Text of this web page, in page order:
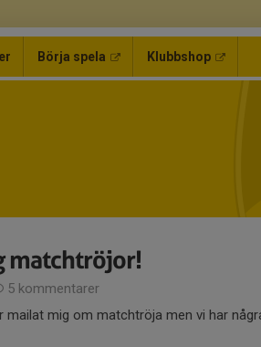
Börja spela Klubbshop
matchtröjor!
5 kommentarer
mailat mig om matchtröja men vi har